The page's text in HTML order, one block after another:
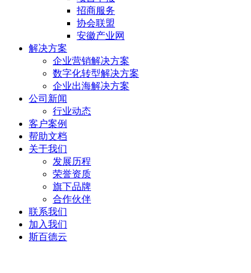
招商服务
协会联盟
安徽产业网
解决方案
企业营销解决方案
数字化转型解决方案
企业出海解决方案
公司新闻
行业动态
客户案例
帮助文档
关于我们
发展历程
荣誉资质
旗下品牌
合作伙伴
联系我们
加入我们
斯百德云